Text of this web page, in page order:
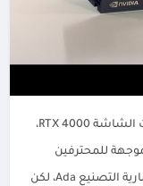
في اليوم التالي لإعلان Nvidia عن سلسلة كروت الشاشة RTX 4000،
للمحترفين
والمؤسسات التي تعتمد على نفس البنية معمارية التصنيع Ada، لكن